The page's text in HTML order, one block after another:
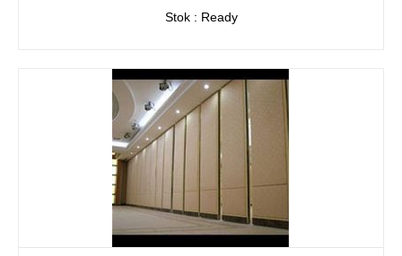
Stok : Ready